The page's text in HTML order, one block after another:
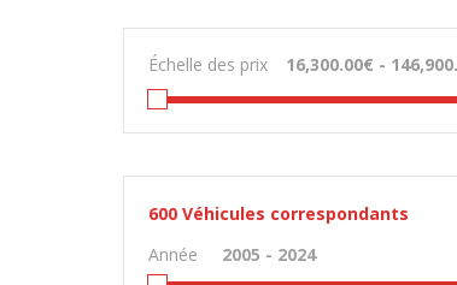
Échelle des prix
600 Véhicules correspondants
Année